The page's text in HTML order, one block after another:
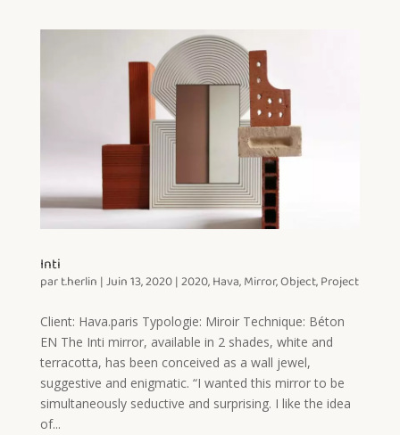
Inti
part.herlin |Juin 13, 2020|2020,Hava,Mirror,Object,Project
Client: Hava.paris Typologie: Miroir Technique: Béton
EN The Inti mirror, available in 2 shades, white and
terracotta, has been conceived as a wall jewel,
suggestive and enigmatic. “I wanted this mirror to be
simultaneously seductive and surprising. I like the idea
of...